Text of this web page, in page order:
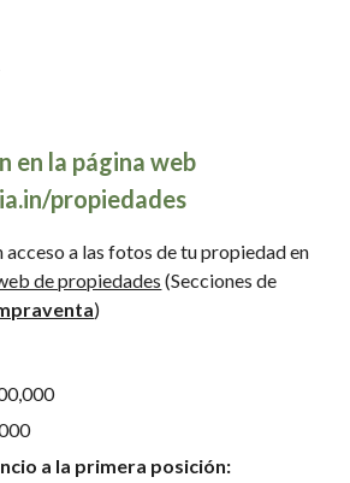
en la página web
propiedades
acceso a las fotos de tu propiedad en
de propiedades (Secciones de
)
a la primera posición: